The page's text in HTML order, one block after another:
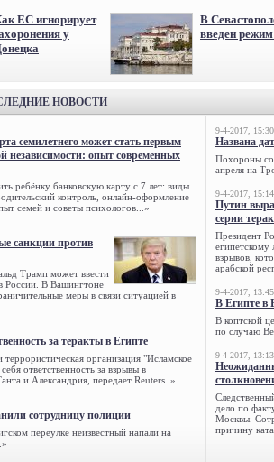
ЕС игнорирует
у
В
введен
НОВОСТИ
семилетнего может стать первым
независимости: опыт современных
ребёнку банковскую карту с 7 лет: виды
контроль, онлайн-оформление
семей и советы психологов...»
санкции против
Трамп может ввести
России. В Вашингтоне
меры в связи ситуацией в
за теракты в Египте
организация "Исламское
ответственность за взрывы в
и Александрия, передает Reuters..»
сотрудницу полиции
переулке неизвестный напали на
9-4-2017, 15:30
Названа
Похороны
апреля на
9-4-2017, 15:14
Путин
серии
Президент
египетскому
взрывов,
арабской
9-4-2017, 13:45
В Египте в
В коптской
по случаю
9-4-2017, 13:13
дело по
Москвы.
причину